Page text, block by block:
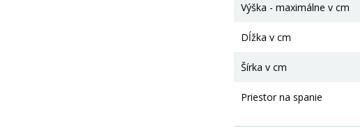
Výška - maximálne v cm
Dĺžka v cm
Šírka v cm
Priestor na spanie